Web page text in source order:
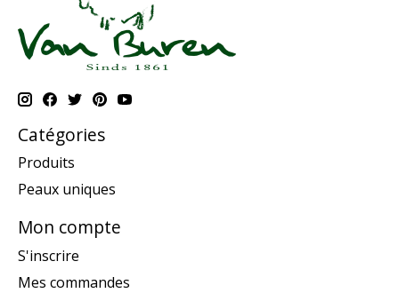
Catégories
Produits
Peaux uniques
Mon compte
S'inscrire
Mes commandes